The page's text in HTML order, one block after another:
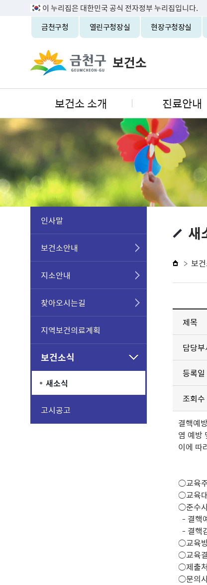
이 누리집은 대한민국 공식 전자정부 누리집입니다.
금천구청
열린구청장실 현장구청장실
보건소 소개 진료안내
인사말
보건소안내
지소안내
찾아오시는길
지역보건의료계획
보건소식
새소식
고시공고
새
보
제목
담당부
등록일
조회수
결핵예
염 예방
이에 따
○교육
○교육
○준수
- 결핵
- 결핵
○교육
○교육
○제출
○문의